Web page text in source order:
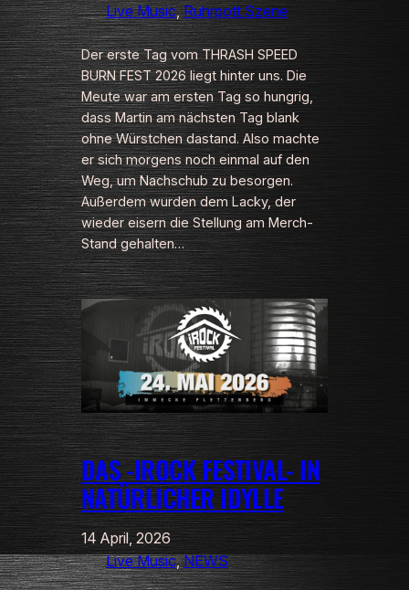
Live Music, Ruhrpott Szene
Der erste Tag vom THRASH SPEED
BURN FEST 2026 liegt hinter uns. Die
Meute war am ersten Tag so hungrig,
dass Martin am nächsten Tag blank
ohne Würstchen dastand. Also machte
er sich morgens noch einmal auf den
Weg, um Nachschub zu besorgen.
Außerdem wurden dem Lacky, der
wieder eisern die Stellung am Merch-
Stand gehalten…
DAS -IROCK FESTIVAL- IN
NATÜRLICHER IDYLLE
14 April, 2026
Live Music, NEWS